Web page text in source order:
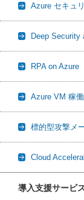
Azure セキュ
Deep Security
RPA on Azure
Azure VM 稼
標的型攻撃メ
Cloud
導入支援サービ